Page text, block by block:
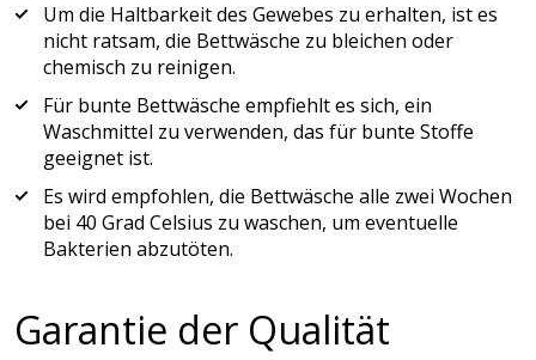
Um die Haltbarkeit des Gewebes zu erhalten, ist es
nicht ratsam, die Bettwäsche zu bleichen oder
chemisch zu reinigen.
Für bunte Bettwäsche empfiehlt es sich, ein
Waschmittel zu verwenden, das für bunte Stoffe
geeignet ist.
Es wird empfohlen, die Bettwäsche alle zwei Wochen
bei 40 Grad Celsius zu waschen, um eventuelle
Bakterien abzutöten.
Garantie der Qualität